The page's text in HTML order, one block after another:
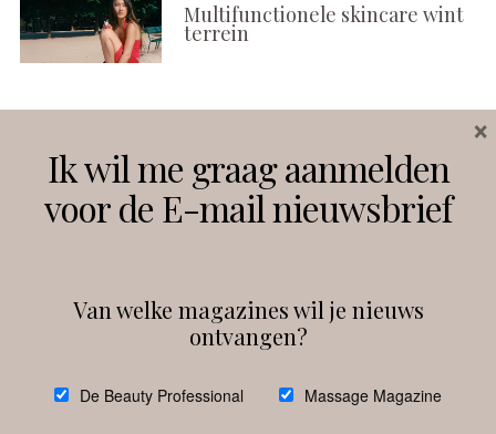
Multifunctionele skincare wint
terrein
Instagram Facebook
debeautyprofessional
Ik wil me graag aanmelden
voor de E-mail nieuwsbrief
Van welke magazines wil je nieuws
ontvangen?
De Beauty Professional Massage Magazine
×